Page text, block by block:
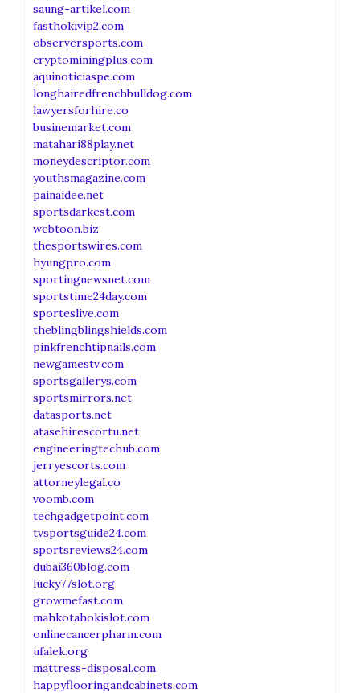
saung-artikel.com
fasthokivip2.com
observersports.com
cryptominingplus.com
aquinoticiaspe.com
longhairedfrenchbulldog.com
lawyersforhire.co
businemarket.com
matahari88play.net
moneydescriptor.com
youthsmagazine.com
painaidee.net
sportsdarkest.com
webtoon.biz
thesportswires.com
hyungpro.com
sportingnewsnet.com
sportstime24day.com
sporteslive.com
theblingblingshields.com
pinkfrenchtipnails.com
newgamestv.com
sportsgallerys.com
sportsmirrors.net
datasports.net
atasehirescortu.net
engineeringtechub.com
jerryescorts.com
attorneylegal.co
voomb.com
techgadgetpoint.com
tvsportsguide24.com
sportsreviews24.com
dubai360blog.com
lucky77slot.org
growmefast.com
mahkotahokislot.com
onlinecancerpharm.com
ufalek.org
mattress-disposal.com
happyflooringandcabinets.com